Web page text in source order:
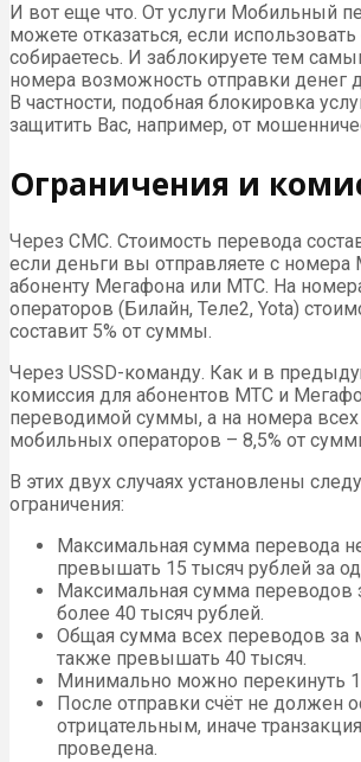
И вот еще что. От услуги Мобильный
можете отказаться, если использовать
собираетесь. И заблокируете тем
номера возможность отправки денег
В частности, подобная блокировка
защитить Вас, например, от
Ограничения и
Через СМС. Стоимость перевода
если деньги вы отправляете с
абоненту Мегафона или МТС. На
операторов (Билайн, Теле2, Yota)
составит 5% от суммы.
Через USSD-команду. Как и в
комиссия для абонентов МТС и
переводимой суммы, а на номера
мобильных операторов – 8,5% от
В этих двух случаях установлены
ограничения:
Максимальная сумма перевода
превышать 15 тысяч рублей за
Максимальная сумма переводов
более 40 тысяч рублей.
Общая сумма всех переводов за
также превышать 40 тысяч.
Минимально можно перекинуть 1
После отправки счёт не должен
отрицательным, иначе
проведена.